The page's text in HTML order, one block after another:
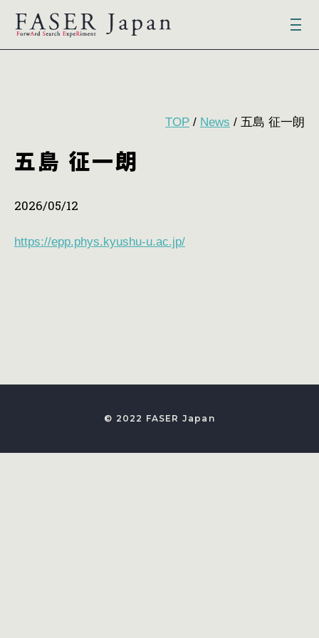
TOP / News / 五島 征一朗
五島 征一朗
2026/05/12
https://epp.phys.kyushu-u.ac.jp/
© 2022 FASER Japan